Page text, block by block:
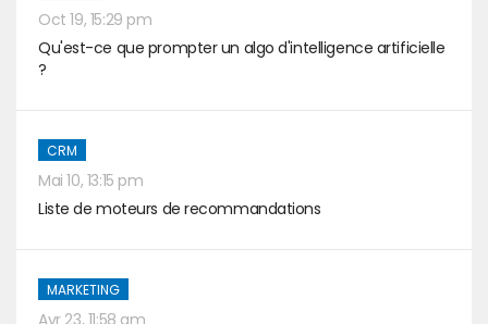
Oct 19, 15:29 pm
Qu'est-ce que prompter un algo d'intelligence artificielle
?
CRM
Mai 10, 13:15 pm
Liste de moteurs de recommandations
MARKETING
Avr 23, 11:58 am